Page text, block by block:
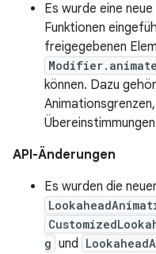
Es wurde eine
Funktionen
freigegebenen
können. Dazu
API-Änderungen
Es wurden die
g und